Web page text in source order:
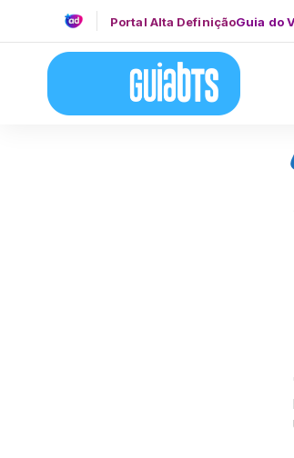
Portal Alta DefiniçãoGuia do